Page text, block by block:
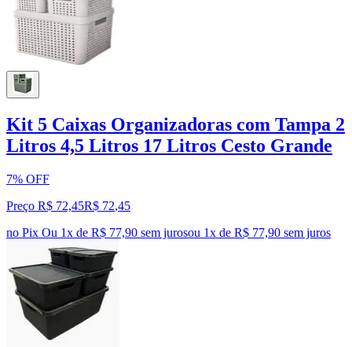
Kit 5 Caixas Organizadoras com Tampa 2
Litros 4,5 Litros 17 Litros Cesto Grande
7% OFF
Preço R$ 72,45R$ 72,45
no Pix Ou 1x de R$ 77,90 sem jurosou 1x de R$ 77,90 sem juros